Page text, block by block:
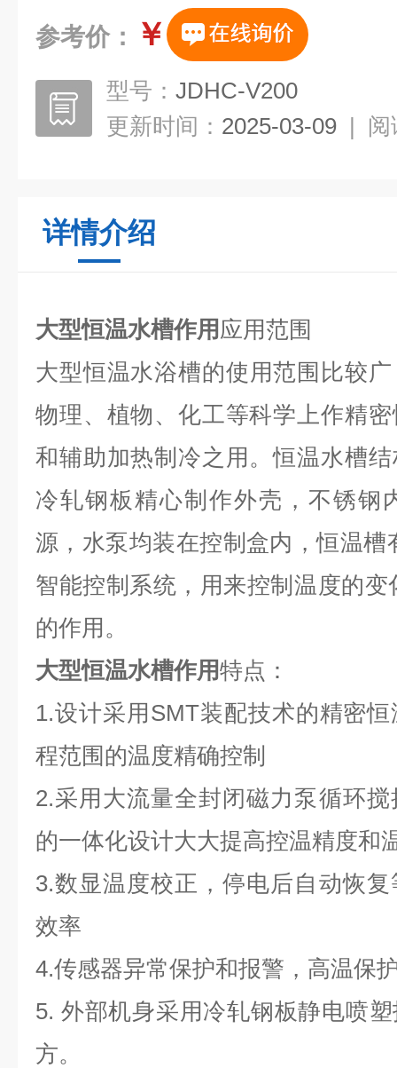
参考价： ￥
型号： JDHC-V200
更新时间： 2025-03-09 | 阅
详情介绍
大型恒温水槽作用应用范围
大型恒温水浴槽的使用范围比较
物理、植物、化工等科学上作精
和辅助加热制冷之用。恒温水槽
冷轧钢板精心制作外壳，不锈钢
源，水泵均装在控制盒内，恒温
智能控制系统，用来控制温度的
的作用。
大型恒温水槽作用特点：
1.设计采用 SMT装配技术的精密
程范围的温度精确控制
2.采用大流量全封闭磁力泵循环
的一体化设计大大提高控温精度和
3.数显温度校正，停电后自动恢
效率
4.传感器异常保护和报警，高温保
5. 外部机身采用冷轧钢板静电喷
方。